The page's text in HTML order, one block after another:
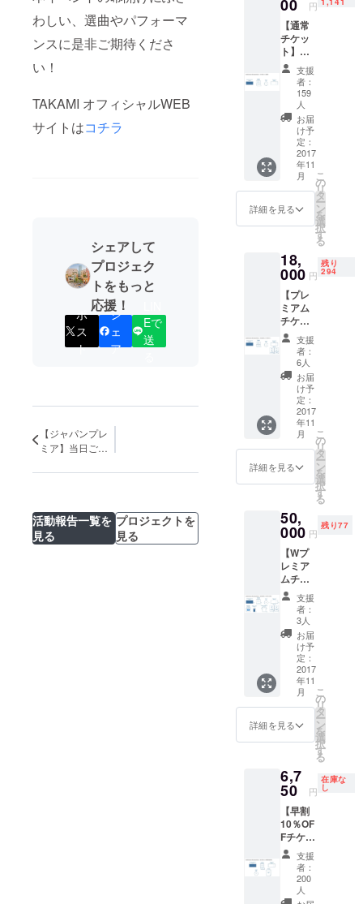
わしい、選曲やパフォーマ
ンスに是非ご期待くださ
い！
TAKAMI オフィシャルWEB
サイトはコチラ
シェアして
プロジェク
トをもっと
応援！
ポ
ス
ト
シ
ェ
ア
Eで
送
【ジャパンプレ
ミア】当日ご来
から、抽選で5組
活動報告一覧を
見る
プロジェクトを
見る
日本最大級
のハロウィ
ンイベント
である「カ
ワサキ ハロ
ウィン」を
街と人と文
化を繋ぐ活
動に取り組
み続けてい
ます。
謝レ
ター ●
チネ
チッタ
全館共
通招待
券 1枚
※来場
時チ
ケット
売場で
受付
し、
鑑
賞作品
の入場
要がご
ざいま
す。
●【CA
MPFIRE
限定】
オリ
ジナル
イベン
トダイ
ジェス
トDVD
1枚 ※
作品の
著作権
観点か
ら、イ
品に
関
する映
像や画
像を使
用する
部分に
ついて
は本
DVD
に
は収録
されま
せん。
またイ
内で使
用され
がフル
収録さ
れない
可能性
がござ
います
ので、
あ
らかじ
めご了
00 円
【通常
チケッ
ト】
●『Blad
e
Runner
Premiu
m
Party』
イベ
ント入
場チ
ケット
1名様分
※チ
後、
メール
による
ご案内
となり
ます
●『Blad
Runner
Premiu
Party』
豪華
出演者
＆ス
タッフ
からの
ター 1
通 ●チ
ネチッ
タ 全館
共通招
待券 1
枚 ※
来場時
チケッ
ト売場
で受付
し、
鑑
賞作品
の入場
換いた
だく必
す。
●【CA
MPFIRE
限定】
オリ
ジナル
イベン
トダイ
ジェス
トDVD
支援
者：
159
人
お届
け予
定：
2017
年11
月
詳細を見る
こ
の
リ
タ
ー
ン
を
選
択
す
る
18,
000 円
残り
294
【プレ
ミアム
チケッ
ト】
●『Blad
Runner
Premiu
Party』
イ
ベント
入場チ
ケット
1名様分
●『Blad
Runner
Premiu
m
Party』
豪
華出演
者＆ス
タッフ
からの
寄せ書
き＆感
謝レ
ター ●
チネ
チッタ
全館共
通招待
※来場
ケット
売場で
受付
し、
鑑
賞作品
の入場
券と交
換いた
だく必
支援
者：
6人
お届
け予
定：
2017
年11
月
詳細を見る
こ
の
リ
タ
ー
ン
を
選
択
す
る
50,
000 円
残り77
【Wプ
レミア
ムチ
ケッ
ト】
●『Blad
e
Runner
Premiu
Party』
イ
ベント
入場チ
ケット
2名様分
●『Blad
e
Runner
Premiu
m
Party』
豪
華出演
者＆ス
タッフ
からの
支援
者：
3人
お届
け予
定：
2017
年11
月
詳細を見る
こ
の
リ
タ
ー
ン
を
選
択
す
る
6,7
50 円
在庫な
し
【早割
10％OF
Fチケッ
ト】
●『Blad
Runner
支援
者：
200
人